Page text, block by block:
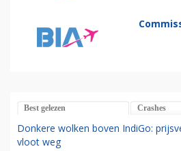
Best gelezen Crashes
Donkere wolken boven IndiGo:
vloot weg